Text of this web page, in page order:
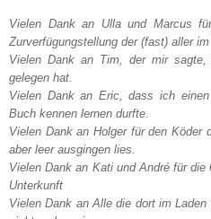
Vielen Dank an Ulla und Marcus
Zurverfügungstellung der (fast) aller
Vielen Dank an Tim, der mir
gelegen hat.
Vielen Dank an Eric, dass ich
Buch kennen lernen durfte.
Vielen Dank an Holger für den Köder
aber leer ausgingen lies.
Vielen Dank an Kati und André für
Unterkunft
Vielen Dank an Alle die dort im